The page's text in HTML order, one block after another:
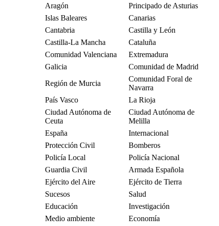
Aragón
Principado de Asturias
Islas Baleares
Canarias
Cantabria
Castilla y León
Castilla-La Mancha
Cataluña
Comunidad Valenciana
Extremadura
Galicia
Comunidad de Madrid
Región de Murcia
Comunidad Foral de
Navarra
País Vasco
La Rioja
Ciudad Autónoma de
Ceuta
Ciudad Autónoma de
Melilla
España
Internacional
Protección Civil
Bomberos
Policía Local
Policía Nacional
Guardia Civil
Armada Española
Ejército del Aire
Ejército de Tierra
Sucesos
Salud
Educación
Investigación
Medio ambiente
Economía